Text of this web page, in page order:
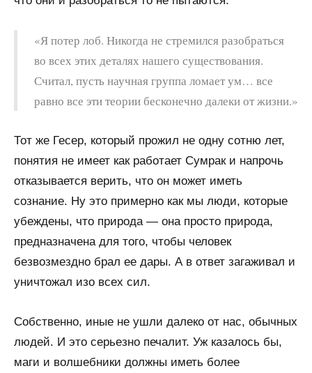
«Я потер лоб. Никогда не стремился разобраться
во всех этих деталях нашего существования.
Считал, пусть научная группа ломает ум… все
равно все эти теории бесконечно далеки от жизни.»
Тот же Гесер, который прожил не одну сотню лет,
понятия не имеет как работает Сумрак и напрочь
отказывается верить, что он может иметь
сознание. Ну это примерно как мы люди, которые
убеждены, что природа — она просто природа,
предназначена для того, чтобы человек
безвозмездно брал ее дары. А в ответ загаживал и
уничтожал изо всех сил.
Собственно, иные не ушли далеко от нас, обычных
людей. И это серьезно печалит. Уж казалось бы,
маги и волшебники должны иметь более